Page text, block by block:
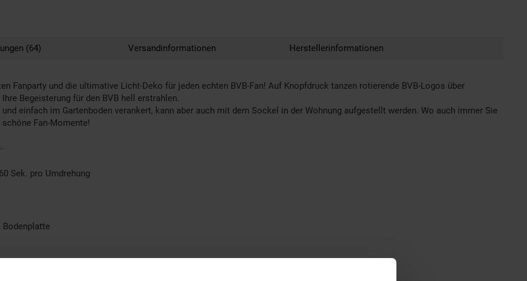
(64) Versandinformationen Herstellerinformationen
Fanparty und die ultimative Licht-Deko für jeden echten BVB-Fan! Auf Knopfdruck tanzen rotierende BVB-Logos über
Begeisterung für den BVB hell erstrahlen.
einfach im Gartenboden verankert, kann aber auch mit dem Sockel in der Wohnung aufgestellt werden. Wo auch immer Sie
Fan-Momente!
Sek. pro Umdrehung
Bodenplatte
ca. 36,1 cm